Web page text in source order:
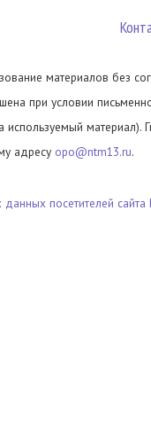
материалов без
при условии
используемый материал).
адресу opo@ntm13.ru.
посетителей